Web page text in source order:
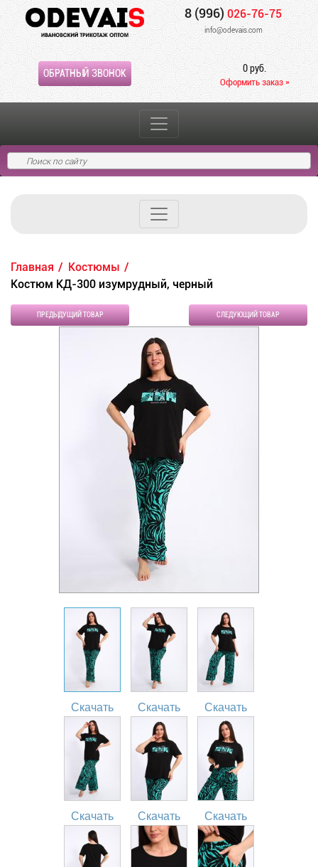
8 (996) 026-76-75
info@odevais.com
ОБРАТНЫЙ ЗВОНОК 0 руб.
Оформить заказ »
Главная
Костюмы
Костюм КД-300 изумрудный, черный
ПРЕДЫДУЩИЙ ТОВАР СЛЕДУЮЩИЙ ТОВАР
Скачать Скачать Скачать
Скачать Скачать Скачать